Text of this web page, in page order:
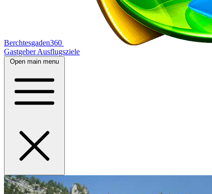
Berchtesgaden360
GastgeberAusflugsziele
Open main menu